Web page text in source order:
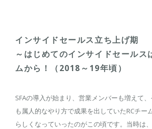
インサイドセールス立ち上げ期
～はじめてのインサイドセールス
ムから！（2018～19年頃）
SFAの導入が始まり、営業メンバーも増えて
も属人的なやり方で成果を出していたRCチー
らしくなっていったのがこの頃です。当時は